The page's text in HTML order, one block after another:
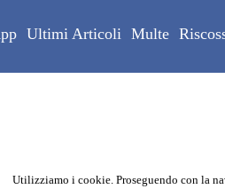
Ultimi Articoli Multe
Utilizziamo i cookie. Proseguendo con la